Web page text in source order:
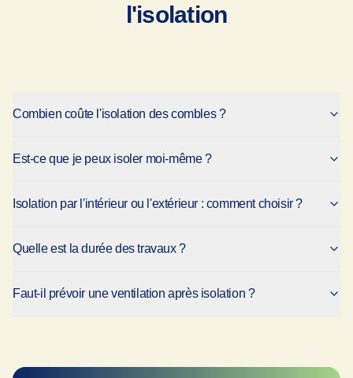
l'isolation
Combien coûte l'isolation des combles ?
Est-ce que je peux isoler moi-même ?
Isolation par l'intérieur ou l'extérieur : comment choisir ?
Quelle est la durée des travaux ?
Faut-il prévoir une ventilation après isolation ?